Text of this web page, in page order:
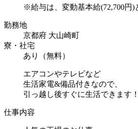
※給与は、変動基本給(72,700円)
勤務地
京都府 大山崎町
寮・社宅
あり（無料）
エアコンやテレビなど
生活家電&備品付きなので、
引っ越し後すぐに生活できます！
仕事内容